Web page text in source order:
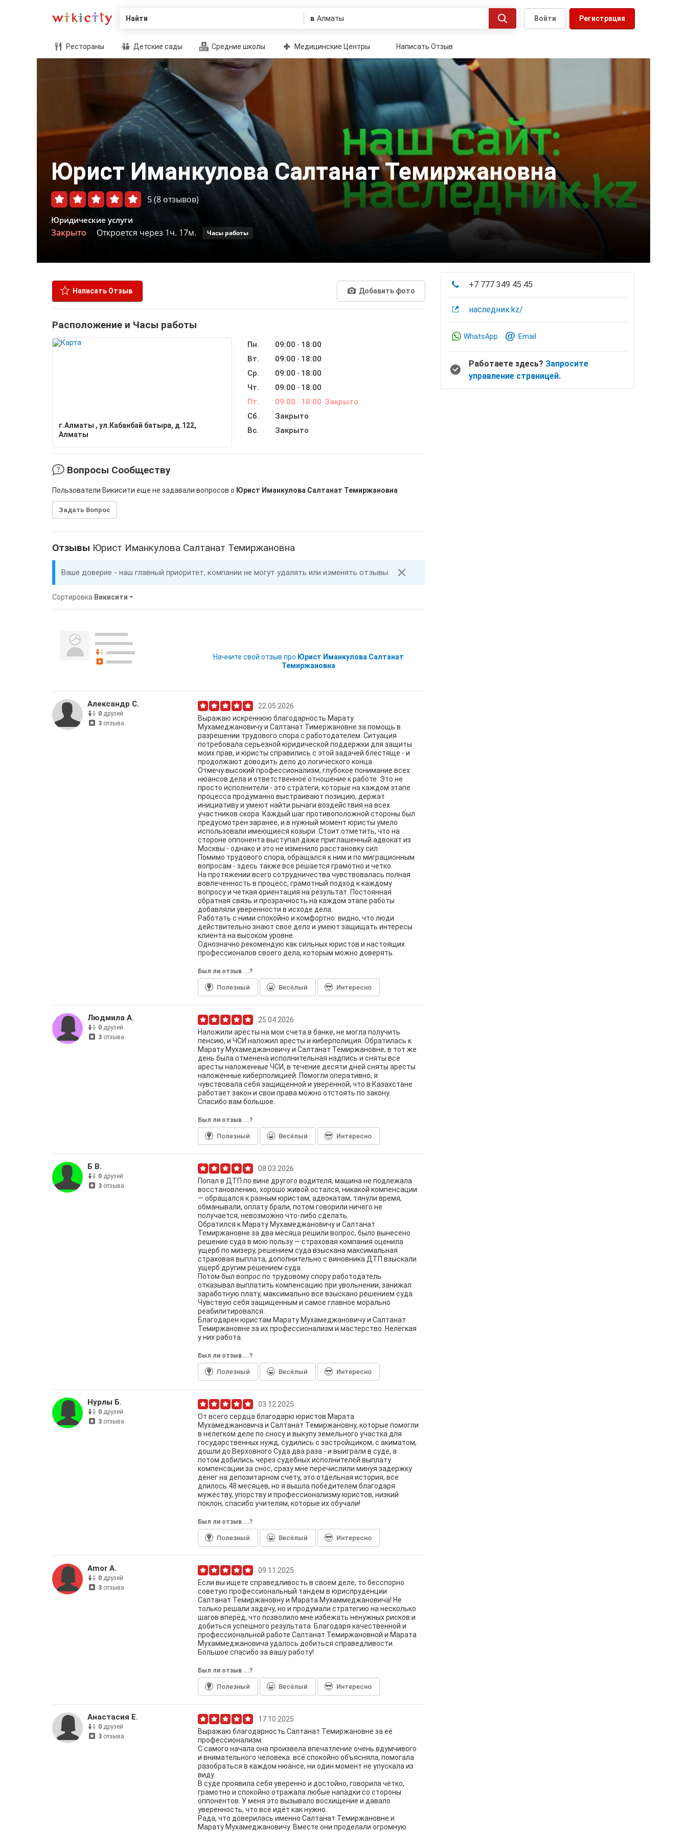
Найти в Регистрация
Войти
Рестораны Детские сады Средние школы Медицинские Центры Написать Отзыв
Юрист Иманкулова Салтанат Темиржановна
5(8 отзывов)
Юридические услуги
Закрыто Откроется через 1ч. 17м. Часы работы
Написать Отзыв Добавить фото
Расположение и Часы работы
г.Алматы , ул.Кабанбай батыра, д.122,
Алматы
Пн. 09:00 - 18:00
Вт.
09:00 - 18:00
Ср.
09:00 - 18:00
Чт.
09:00 - 18:00
Пт.
09:00 - 18:00 Закрыто
Сб.
Закрыто
Вс.
Закрыто
Вопросы Сообществу
Пользователи Викисити еще не задавали вопросов о Юрист Иманкулова Салтанат Темиржановна
Задать Вопрос
Отзывы Юрист Иманкулова Салтанат Темиржановна
Ваше доверие - наш главный приоритет, компании не могут удалять или изменять отзывы.
Сортировка Викисити
Начните свой отзыв про Юрист Иманкулова Салтанат
Темиржановна
Александр С.
0 друзей
3 отзыва
22.05.2026
Выражаю искреннюю благодарность Марату
Мухамеджановичу и Салтанат Тимержановне за помощь в
разрешении трудового спора с работодателем. Ситуация
потребовала серьезной юридической поддержки для защиты
моих прав, и юристы справились с этой задачей блестяще - и
продолжают доводить дело до логического конца.
Отмечу высокий профессионализм, глубокое понимание всех
нюансов дела и ответственное отношение к работе. Это не
просто исполнители - это стратеги, которые на каждом этапе
процесса продуманно выстраивают позицию, держат
инициативу и умеют найти рычаги воздействия на всех
участников скора. Каждый шаг противоположной стороны был
предусмотрен заранее, и в нужный момент юристы умело
использовали имеющиеся козыри. Стоит отметить, что на
стороне оппонента выступал даже приглашенный адвокат из
Москвы - однако и это не изменило расстановку сил.
Помимо трудового спора, обращался к ним и по миграционным
вопросам - здесь также все решается грамотно и четко.
На протяжении всего сотрудничества чувствовалась полная
вовлеченность в процесс, грамотный подход к каждому
вопросу и четкая ориентация на результат. Постоянная
обратная связь и прозрачность на каждом этапе работы
добавляли уверенности в исходе дела.
Работать с ними спокойно и комфортно: видно, что люди
действительно знают свое дело и умеют защищать интересы
клиента на высоком уровне.
Однозначно рекомендую как сильных юристов и настоящих
профессионалов своего дела, которым можно доверять.
Был ли отзыв ...?
Полезный Весёлый Интересно
Людмила А.
0 друзей
3 отзыва
25.04.2026
Наложили аресты на мои счета в банке, не могла получить
пенсию, и ЧСИ наложил аресты и киберполиция. Обратилась к
Марату Мухамеджановичу и Салтанат Темиржановне, в тот же
день была отменена исполнительная надпись и сняты все
аресты наложенные ЧСИ, в течение десяти дней сняты аресты
наложенные киберполицией. Помогли оперативно, я
чувствовала себя защищенной и уверенной, что в Казахстане
работает закон и свои права можно отстоять по закону.
Спасибо вам большое.
Был ли отзыв ...?
Полезный Весёлый Интересно
Б В.
0 друзей
3 отзыва
08.03.2026
Попал в ДТП по вине другого водителя, машина не подлежала
восстановлению, хорошо живой остался, никакой компенсации
— обращался к разным юристам, адвокатам, тянули время,
обманывали, оплату брали, потом говорили ничего не
получается, невозможно что-либо сделать.
Обратился к Марату Мухамеджановичу и Салтанат
Темиржановне за два месяца решили вопрос, было вынесено
решение суда в мою пользу — страховая компания оценила
ущерб по мизеру, решением суда взыскана максимальная
страховая выплата, дополнительно с виновника ДТП взыскали
ущерб другим решением суда.
Потом был вопрос по трудовому спору работодатель
отказывал выплатить компенсацию при увольнении, занижал
заработную плату, максимально все взыскано решением суда.
Чувствую себя защищенным и самое главное морально
реабилитировался.
Благодарен юристам Марату Мухамеджановичу и Салтанат
Темиржановне за их профессионализм и мастерство. Нелёгкая
у них работа.
Был ли отзыв ...?
Полезный Весёлый Интересно
Нурлы Б.
0 друзей
3 отзыва
03.12.2025
От всего сердца благодарю юристов Марата
Мухамеджановича и Салтанат Темиржановну, которые помогли
в нелегком деле по сносу и выкупу земельного участка для
государственных нужд, судились с застройщиком, с акиматом,
дошли до Верховного Суда два раза - и выиграли в суде, а
потом добились через судебных исполнителей выплату
компенсации за снос, сразу мне перечислили минуя задержку
денег на депозитарном счету, это отдельная история, все
длилось 48 месяцев, но я вышла победителем благодаря
мужеству, упорству и профессионализму юристов, низкий
поклон, спасибо учителям, которые их обучали!
Был ли отзыв ...?
Полезный Весёлый Интересно
Amor A.
0 друзей
3 отзыва
09.11.2025
Если вы ищете справедливость в своем деле, то бесспорно
советую профессиональный тандем в юриспруденции
Салтанат Темиржановну и Марата Мухаммеджановича! Не
только решали задачу, но и продумали стратегию на несколько
шагов вперёд, что позволило мне избежать ненужных рисков и
добиться успешного результата. Благодаря качественной и
профессиональной работе Салтанат Темиржановной и Марата
Мухаммеджановича удалось добиться справедливости.
Большое спасибо за вашу работу!
Был ли отзыв ...?
Полезный Весёлый Интересно
Анастасия Е.
0 друзей
3 отзыва
17.10.2025
Выражаю благодарность Салтанат Темиржановне за её
профессионализм.
С самого начала она произвела впечатление очень вдумчивого
и внимательного человека: всё спокойно объясняла, помогала
разобраться в каждом нюансе, ни один момент не упускала из
виду.
В суде проявила себя уверенно и достойно, говорила чётко,
грамотно и спокойно отражала любые нападки со стороны
оппонентов. У меня это вызывало восхищение и давало
уверенность, что всё идёт как нужно.
Рада, что доверилась именно Салтанат Темиржановне и
Марату Мухамеджановичу. Вместе они проделали огромную
+7 777 349 45 45
наследник.kz/
WhatsApp Email
Работаете здесь? Запросите
управление страницей.